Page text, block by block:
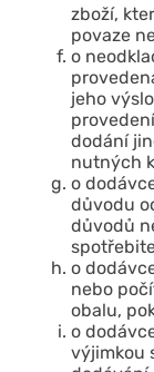
zboží,
povaze
o
jeho
dodání
nutných
o
důvodu
důvodů
o
nebo
obalu,
o
výjimkou